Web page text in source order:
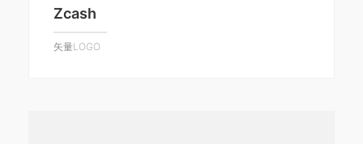
Zcash
矢量LOGO